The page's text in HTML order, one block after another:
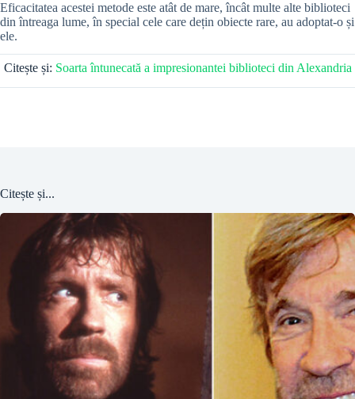
Eficacitatea acestei metode este atât de mare, încât multe alte biblioteci
din întreaga lume, în special cele care dețin obiecte rare, au adoptat-o și
ele.
Citește și: Soarta întunecată a impresionantei biblioteci din Alexandria
Citește și...